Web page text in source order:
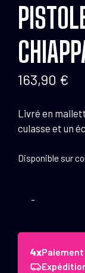
163,90 €
Livré en
culasse et un
Disponible sur